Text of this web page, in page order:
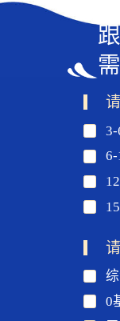
3-
6-
0